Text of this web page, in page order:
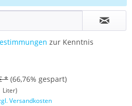
zur Kenntnis
* (66,76% gespart)
Liter)
Versandkosten